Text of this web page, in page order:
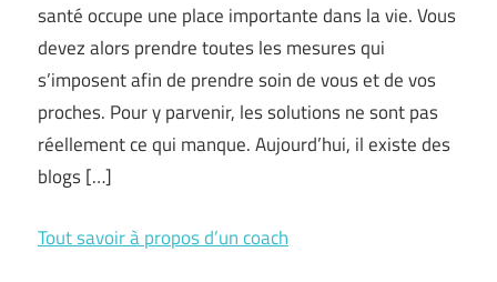
santé occupe une place importante dans la vie. Vous
devez alors prendre toutes les mesures qui
s’imposent afin de prendre soin de vous et de vos
proches. Pour y parvenir, les solutions ne sont pas
réellement ce qui manque. Aujourd’hui, il existe des
blogs […]
Tout savoir à propos d’un coach